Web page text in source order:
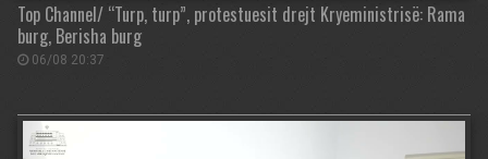
Top Channel/ “Turp, turp”, protestuesit drejt Kryeministrisë: Rama
burg, Berisha burg
06/08 20:37